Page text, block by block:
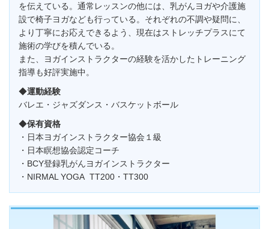
を伝えている。通常レッスンの他には、乳がんヨガや介護施
設で椅子ヨガなども行っている。それぞれの不調や疑問に、
より丁寧にお応えできるよう、現在はストレッチプラスにて
施術の学びを積んでいる。
また、ヨガインストラクターの経験を活かしたトレーニング
指導も好評実施中。
◆運動経験
バレエ・ジャズダンス・バスケットボール
◆保有資格
・日本ヨガインストラクター協会１級
・日本瞑想協会認定コーチ
・BCY登録乳がんヨガインストラクター
・NIRMAL YOGA TT200・TT300